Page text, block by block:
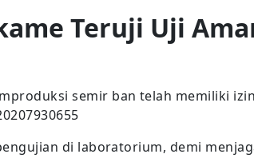
Teruji Uji
semir ban telah memiliki
di laboratorium, demi